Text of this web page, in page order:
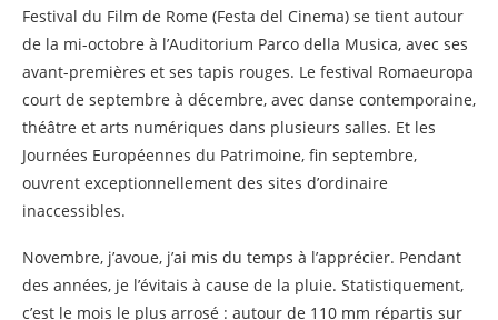
Festival du Film de Rome (Festa del Cinema) se tient autour
de la mi-octobre à l’Auditorium Parco della Musica, avec ses
avant-premières et ses tapis rouges. Le festival Romaeuropa
court de septembre à décembre, avec danse contemporaine,
théâtre et arts numériques dans plusieurs salles. Et les
Journées Européennes du Patrimoine, fin septembre,
ouvrent exceptionnellement des sites d’ordinaire
inaccessibles.
Novembre, j’avoue, j’ai mis du temps à l’apprécier. Pendant
des années, je l’évitais à cause de la pluie. Statistiquement,
c’est le mois le plus arrosé : autour de 110 mm répartis sur